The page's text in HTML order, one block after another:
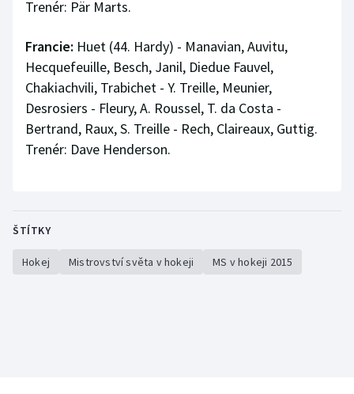
Trenér: Pär Marts.
Francie: Huet (44. Hardy) - Manavian, Auvitu,
Hecquefeuille, Besch, Janil, Diedue Fauvel,
Chakiachvili, Trabichet - Y. Treille, Meunier,
Desrosiers - Fleury, A. Roussel, T. da Costa -
Bertrand, Raux, S. Treille - Rech, Claireaux, Guttig.
Trenér: Dave Henderson.
ŠTÍTKY
Hokej Mistrovství světa v hokeji MS v hokeji 2015